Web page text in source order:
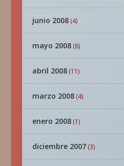
junio 2008(4)
mayo 2008(8)
abril 2008(11)
marzo 2008(4)
enero 2008(1)
diciembre 2007(3)